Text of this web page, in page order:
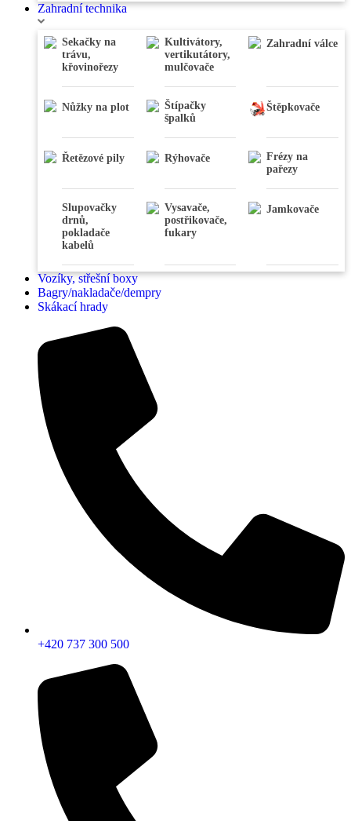
Zahradní technika
Sekačky na
trávu,
křovinořezy
Kultivátory,
vertikutátory,
mulčovače
Zahradní válce
Nůžky na plot
Štípačky
špalků
Štěpkovače
Řetězové pily Rýhovače
Frézy na
pařezy
Slupovačky
drnů,
pokladače
kabelů
Vysavače,
postřikovače,
fukary
Jamkovače
Vozíky, střešní boxy
Bagry/nakladače/dempry
Skákací hrady
+420 737 300 500